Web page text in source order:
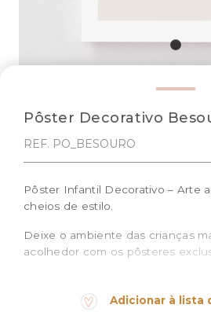
Pôster Decorativo
REF. PO_BESOURO
Pôster Infantil Decorativo – Arte
cheios de estilo.
Deixe o ambiente das crianças
acolhedor com os pôsteres
crianças, brinquedotecas ou
Adicionar à lista